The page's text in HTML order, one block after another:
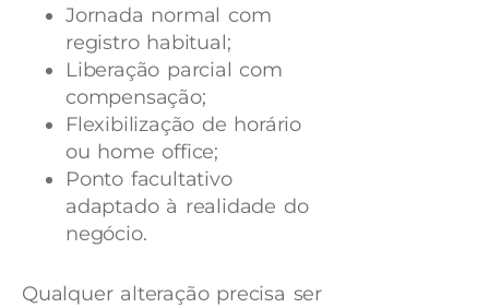
Jornada normal com
registro habitual;
Liberação parcial com
compensação;
Flexibilização de horário
ou home office;
Ponto facultativo
adaptado à realidade do
negócio.
Qualquer alteração precisa ser